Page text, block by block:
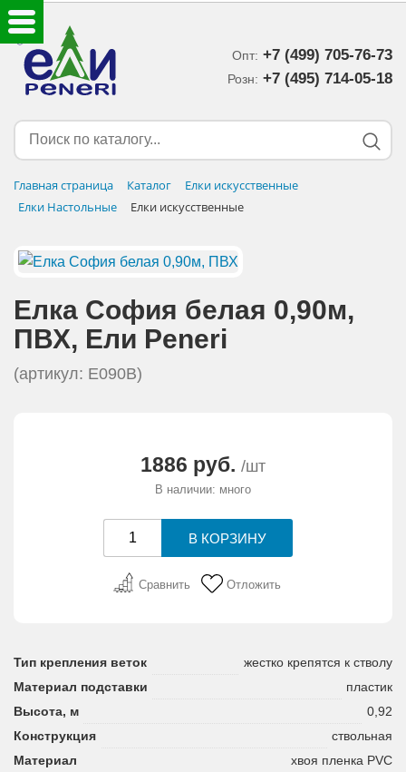
Опт: +7 (499) 705-76-73
Розн: +7 (495) 714-05-18‬
Главная страница Каталог
Елки искусственные
Елки Настольные
Елки искусственные
Елка София белая 0,90м,
ПВХ, Eли Peneri
(артикул: E090B)
1886 руб. /шт
В наличии: много
Сравнить Отложить
Тип крепления веток
жестко крепятся к стволу
Материал подставки
пластик
Высота, м
0,92
Конструкция
ствольная
Материал
хвоя пленка PVC
ЕЛКИ ИСКУССТВЕННЫЕ
ЕЛОЧНЫЕ УКРАШЕНИЯ
ДОСТАВКА В РЕГИОНЫ
ДОСТАВКА
ОПЛАТА
О КОМПАНИИ
СЕРТИФИКАТЫ
ВАКАНСИИ